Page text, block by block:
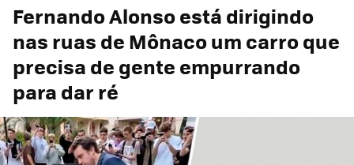
Fernando Alonso está dirigindo
nas ruas de Mônaco um carro que
precisa de gente empurrando
para dar ré